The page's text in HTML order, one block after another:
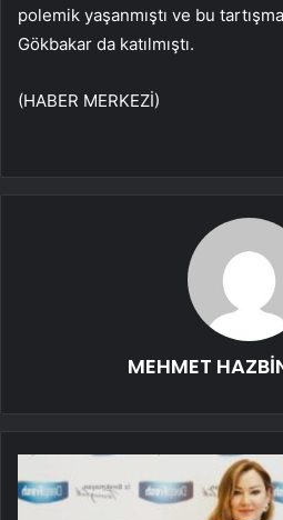
polemik yaşanmıştı ve bu
Gökbakar da katılmıştı.
(HABER MERKEZİ)
MEHMET